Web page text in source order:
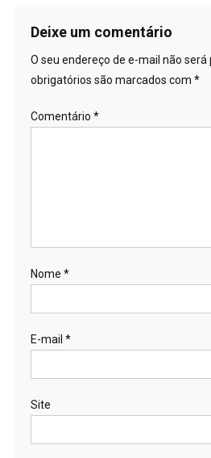
Deixe um comentário
O seu endereço de e-mail não será
obrigatórios são marcados com *
Comentário *
Nome *
E-mail *
Site